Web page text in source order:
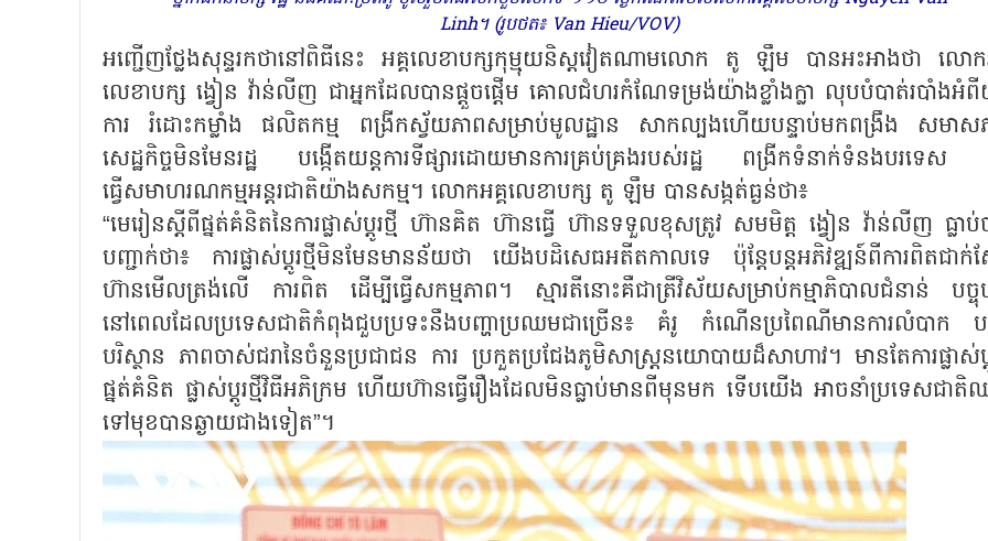
Linh។ (រូបថត៖ Van Hieu/VOV)
អញ្ជើញថ្លែងសុន្ទរកថានៅពិធីនេះ អគ្គលេខាបក្សកុម្មុយនិស្តវៀតណាមលោក តូ ឡឹម បានអះអាងថា លោក
លេខាបក្ស ង្វៀន វ៉ាន់លីញ ជាអ្នកដែលបានផ្តួចផ្តើម គោលជំហរកំណែទម្រង់យ៉ាងខ្លាំងក្លា លុបបំបាត់របាំងអំពី
ការ រំដោះកម្លាំង ផលិតកម្ម ពង្រីកស្វ័យភាពសម្រាប់មូលដ្ឋាន សាកល្បងហើយបន្ទាប់មកពង្រឹង សមាស
សេដ្ឋកិច្ចមិនមែនរដ្ឋ បង្កើតយន្តការទីផ្សារដោយមានការគ្រប់គ្រងរបស់រដ្ឋ ពង្រីកទំនាក់ទំនងបរទេស
ធ្វើសមាហរណកម្មអន្តរជាតិយ៉ាងសកម្ម។ លោកអគ្គលេខាបក្ស តូ ឡឹម បានសង្កត់ធ្ងន់ថា៖
“មេរៀនស្តីពីផ្នត់គំនិតនៃការផ្លាស់ប្ដូរថ្មី ហ៊ានគិត ហ៊ានធ្វើ ហ៊ានទទួលខុសត្រូវ សមមិត្ត ង្វៀន វ៉ាន់លីញ ធ្លាប់
បញ្ជាក់ថា៖ ការផ្លាស់ប្ដូរថ្មីមិនមែនមានន័យថា យើងបដិសេធអតីតកាលទេ ប៉ុន្តែបន្តអភិវឌ្ឍន៍ពីការពិតជាក់ស្
ហ៊ានមើលត្រង់លើ ការពិត ដើម្បីធ្វើសកម្មភាព។ ស្មារតីនោះគឺជាត្រីវិស័យសម្រាប់កម្មាភិបាលជំនាន់ បច្ចុប្
នៅពេលដែលប្រទេសជាតិកំពុងជួបប្រទះនឹងបញ្ហាប្រឈមជាច្រើន៖ គំរូ កំណើនប្រពៃណីមានការលំបាក ប
បរិស្ថាន ភាពចាស់ជរានៃចំនួនប្រជាជន ការ ប្រកួតប្រជែងភូមិសាស្ត្រនយោបាយដ៏សាហាវ។ មានតែការផ្លាស់ប្ដូ
ផ្នត់គំនិត ផ្លាស់ប្ដូរថ្មីវិធីអភិក្រម ហើយហ៊ានធ្វើរឿងដែលមិនធ្លាប់មានពីមុនមក ទើបយើង អាចនាំប្រទេសជាតិ
ទៅមុខបានឆ្ងាយជាងទៀត”។